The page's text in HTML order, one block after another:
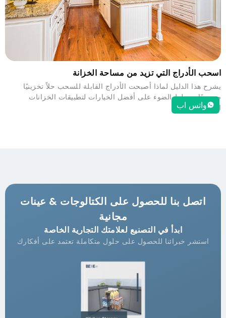
اسحب الأدراج التي تزيد من مساحة الخزانة
يشرح هذا الدليل لماذا أصبحت الأدراج القابلة للسحب حلاً تخزينيًا
ضروريًا ويسلط الضوء على أفضل الخيارات لتطبيقات الخزانات
المختلفة.
اتصل بنا للحصول على الكتالوجات & عينات
مجانية
ابدأ في التصنيع لعلامتك التجارية الخاصة
استشر خبرائنا للحصول على حلول متكاملة تعتمد على أفكارك
واتس اب